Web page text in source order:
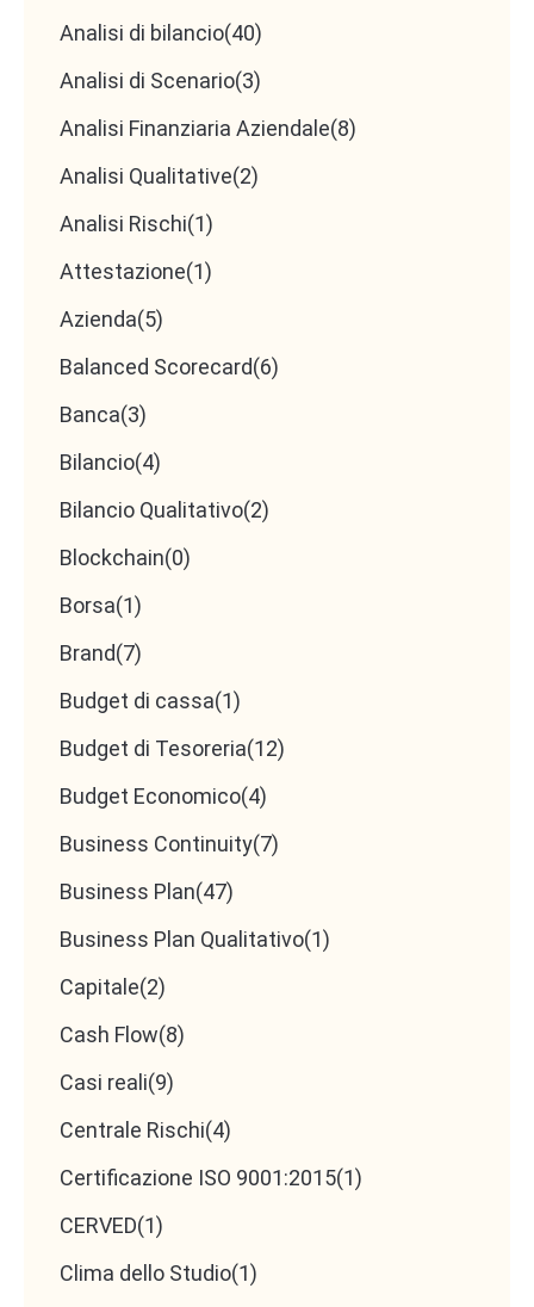
Analisi di bilancio(40)
Analisi di Scenario(3)
Analisi Finanziaria Aziendale(8)
Analisi Qualitative(2)
Analisi Rischi(1)
Attestazione(1)
Azienda(5)
Balanced Scorecard(6)
Banca(3)
Bilancio(4)
Bilancio Qualitativo(2)
Blockchain(0)
Borsa(1)
Brand(7)
Budget di cassa(1)
Budget di Tesoreria(12)
Budget Economico(4)
Business Continuity(7)
Business Plan(47)
Business Plan Qualitativo(1)
Capitale(2)
Cash Flow(8)
Casi reali(9)
Centrale Rischi(4)
Certificazione ISO 9001:2015(1)
CERVED(1)
Clima dello Studio(1)